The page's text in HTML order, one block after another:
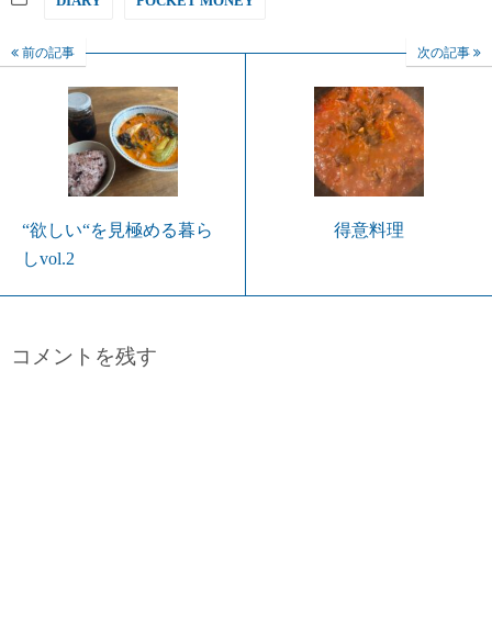
前の記事
“欲しい“を見極める暮ら
しvol.2
次の記事
得意料理
コメントを残す